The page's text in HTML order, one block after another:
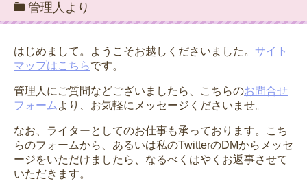
管理人より
はじめまして。ようこそお越しくださいました。 サイト
マップはこちらです。
管理人にご質問などございましたら、こちらのお問合せ
フォーム より、お気軽にメッセージくださいませ。
なお、ライターとしてのお仕事も承っております。こち
らのフォームから、あるいは私のTwitterのDMからメッセ
ージをいただけましたら、なるべくはやくお返事させて
いただきます。